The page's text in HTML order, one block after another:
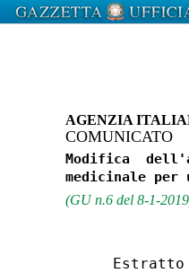
AGENZIA
COMUNICATO
Modifica
(GU n.6 del 8-1-